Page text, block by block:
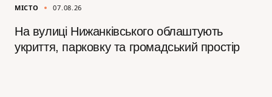
МІСТО 07.08.26
На вулиці Нижанківського облаштують
укриття, парковку та громадський простір